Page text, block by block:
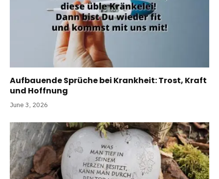
Aufbauende Sprüche bei Krankheit: Trost, Kraft
und Hoffnung
June 3, 2026